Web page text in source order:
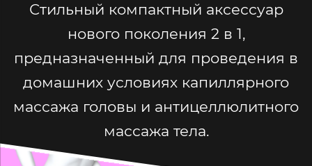
Стильный компактный аксессуар
нового поколения 2 в 1,
предназначенный для проведения в
домашних условиях капиллярного
массажа головы и антицеллюлитного
массажа тела.